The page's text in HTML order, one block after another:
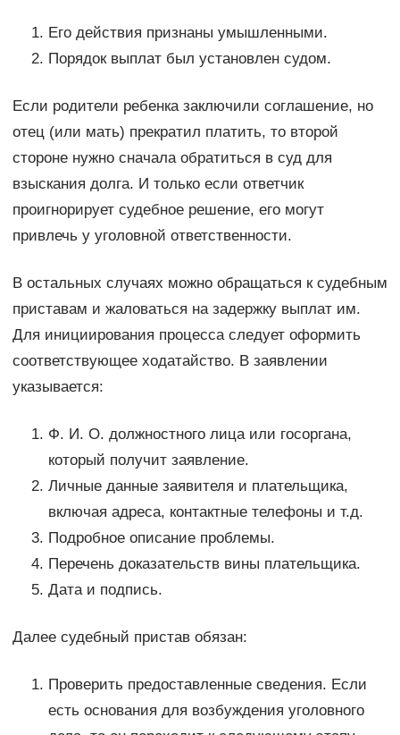
Его действия признаны умышленными.
Порядок выплат был установлен судом.
Если родители ребенка заключили соглашение, но
отец (или мать) прекратил платить, то второй
стороне нужно сначала обратиться в суд для
взыскания долга. И только если ответчик
проигнорирует судебное решение, его могут
привлечь у уголовной ответственности.
В остальных случаях можно обращаться к судебным
приставам и жаловаться на задержку выплат им.
Для инициирования процесса следует оформить
соответствующее ходатайство. В заявлении
указывается:
Ф. И. О. должностного лица или госоргана,
который получит заявление.
Личные данные заявителя и плательщика,
включая адреса, контактные телефоны и т.д.
Подробное описание проблемы.
Перечень доказательств вины плательщика.
Дата и подпись.
Далее судебный пристав обязан:
Проверить предоставленные сведения. Если
есть основания для возбуждения уголовного